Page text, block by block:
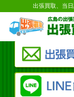
出張買取、当